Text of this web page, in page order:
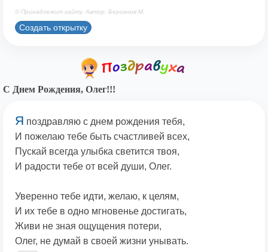
© Принадлежит сайту. Автор: Берсанов М.
Создать открытку
С Днем Рождения, Олег!!!
Я поздравляю с днем рождения тебя,
И пожелаю тебе быть счастливей всех,
Пускай всегда улыбка светится твоя,
И радости тебе от всей души, Олег.
Уверенно тебе идти, желаю, к целям,
И их тебе в одно мгновенье достигать,
Живи не зная ощущения потери,
Олег, не думай в своей жизни унывать.